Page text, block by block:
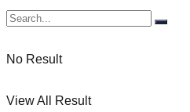
No Result
View All Result